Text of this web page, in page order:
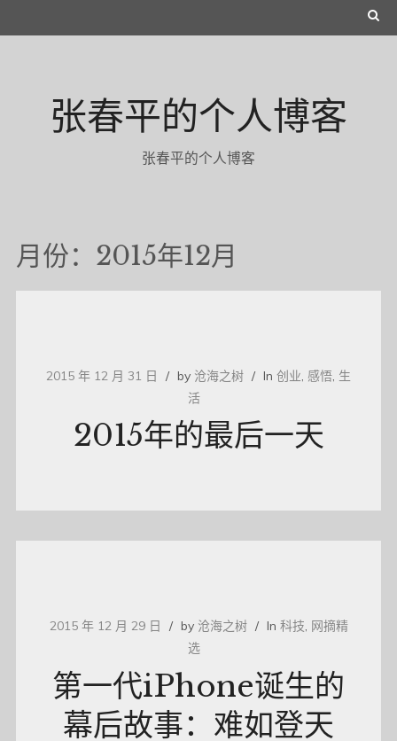
to
张春平的个人博客
张春平的个人博客
月份：2015年12月
2015 年 12 月 31 日 by 沧海之树 In 创业 感悟 生
活
2015年的最后一天
2015 年 12 月 29 日 by 沧海之树 In 科技, 网摘精
选
第一代iPhone诞生的
幕后故事：难如登天